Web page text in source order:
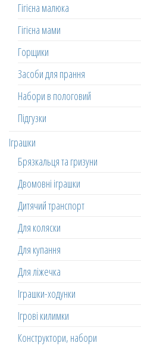
Гігієна малюка
Гігієна мами
Горщики
Засоби для прання
Набори в пологовий
Підгузки
Іграшки
Брязкальця та гризуни
Двомовні іграшки
Дитячий транспорт
Для коляски
Для купання
Для ліжечка
Іграшки-ходунки
Ігрові килимки
Конструктори, набори